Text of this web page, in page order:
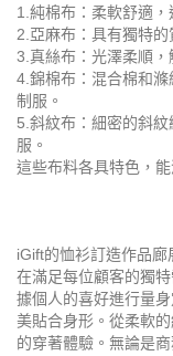
1.純棉布：柔軟舒適
2.亞麻布：具有獨特
3.真絲布：光澤柔順，
4.錦棉布：混合棉和
制服。
5.斜紋布：細密的斜
服。
這些布料各具特色，
iGift的恤衫訂造作品
在滿足每位顧客的獨
據個人的喜好進行量
美貼合身形。從柔軟
的穿著體驗。無論是